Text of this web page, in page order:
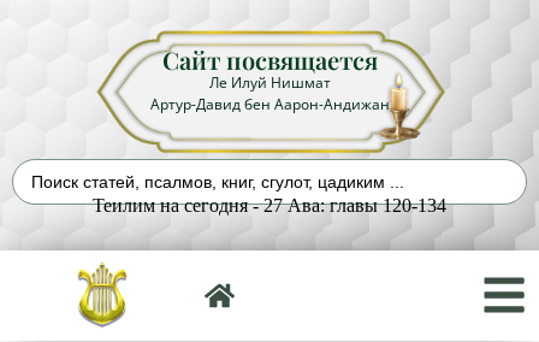
Сайт посвящается
Ле Илуй Нишмат
Артур-Давид бен Аарон-Андижан
Теилим на сегодня - 27 Ава: главы 120-134